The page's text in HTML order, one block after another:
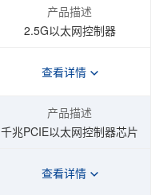
产品描述
2.5G以太网控制器
查看详情
产品描述
千兆PCIE以太网控制器芯片
查看详情